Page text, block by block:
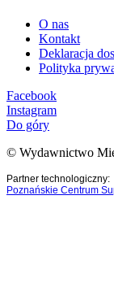
O nas
Kontakt
Deklaracja
Polityka
Facebook
Instagram
Do góry
© Wydawnictwo
Partner technologiczny:
Poznańskie Centrum